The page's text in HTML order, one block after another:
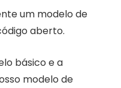
um modelo de
aberto.
básico e a
modelo de